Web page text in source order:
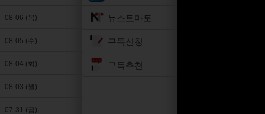
08-06 (목)
08-05 (수)
08-04 (화)
08-03 (월)
07-31 (금)
뉴스토마토
구독신청
구독추천